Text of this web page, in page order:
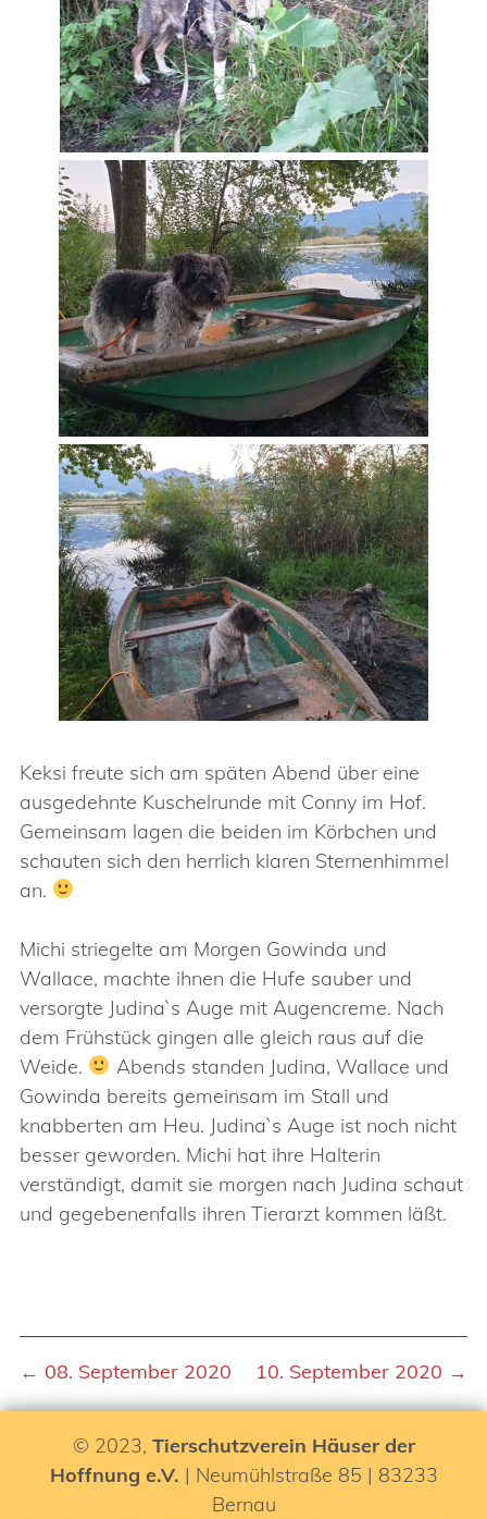
Keksi freute sich am späten Abend über eine
ausgedehnte Kuschelrunde mit Conny im Hof.
Gemeinsam lagen die beiden im Körbchen und
schauten sich den herrlich klaren Sternenhimmel
an.
Michi striegelte am Morgen Gowinda und
Wallace, machte ihnen die Hufe sauber und
versorgte Judina`s Auge mit Augencreme. Nach
dem Frühstück gingen alle gleich raus auf die
Weide.
Abends standen Judina, Wallace und
Gowinda bereits gemeinsam im Stall und
knabberten am Heu. Judina`s Auge ist noch nicht
besser geworden. Michi hat ihre Halterin
verständigt, damit sie morgen nach Judina schaut
und gegebenenfalls ihren Tierarzt kommen läßt.
← 08. September 2020 10. September 2020 →
© 2023, Tierschutzverein Häuser der
Hoffnung e.V. | Neumühlstraße 85 | 83233
Bernau